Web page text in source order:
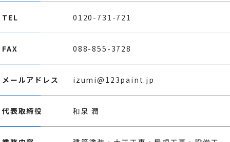
TEL 0120-731-721
FAX 088-855-3728
メールアドレス izumi@123paint.jp
代表取締役 和泉 潤